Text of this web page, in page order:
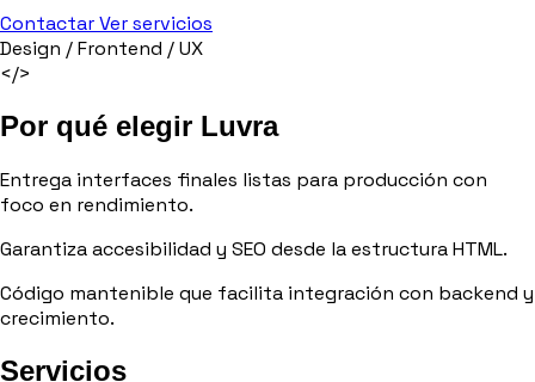
ContactarVer servicios
Design / Frontend / UX
</>
Por qué elegir Luvra
Entrega interfaces finales listas para producción con
foco en rendimiento.
Garantizaaccesibilidad y SEO desde la estructura HTML.
Código mantenible que facilita integración con backend y
crecimiento.
Servicios